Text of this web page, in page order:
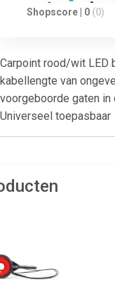
Shopscore | 0 (0)
Carpoint rood/wit LED
kabellengte van
voorgeboorde gaten in
Universeel toepasbaar